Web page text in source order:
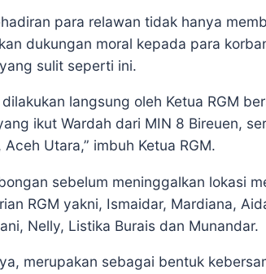
para relawan tidak hanya
dukungan moral kepada para
sulit seperti ini.
langsung oleh Ketua RGM
ikut Wardah dari MIN 8 Bireuen,
Utara,” imbuh Ketua RGM.
sebelum meninggalkan lokasi
RGM yakni, Ismaidar, Mardiana,
Nelly, Listika Burais dan Munandar.
merupakan sebagai bentuk